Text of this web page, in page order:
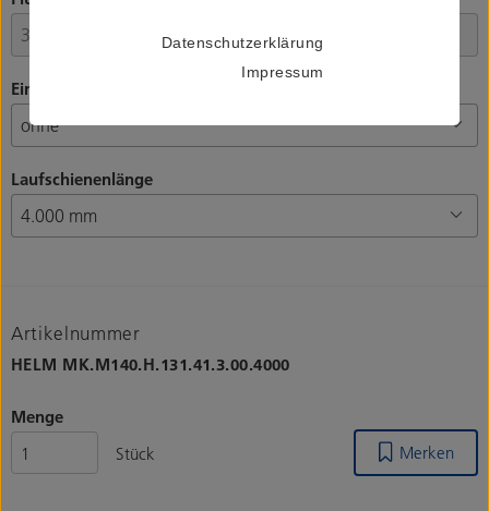
Datenschutzerklärung
Impressum
Einzugsdämpfung
Laufschienenlänge
Artikelnummer
HELM MK.M140.H.131.41.3.00.4000
Menge
Stück
Merken